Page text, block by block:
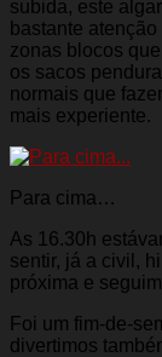
subida, este
bastante
zonas blocos
os sacos
normais que
mais experiente.
Para cima…
As 16.30h
sentir, já a civil,
próxima e
Foi um fim-de-
divertimos